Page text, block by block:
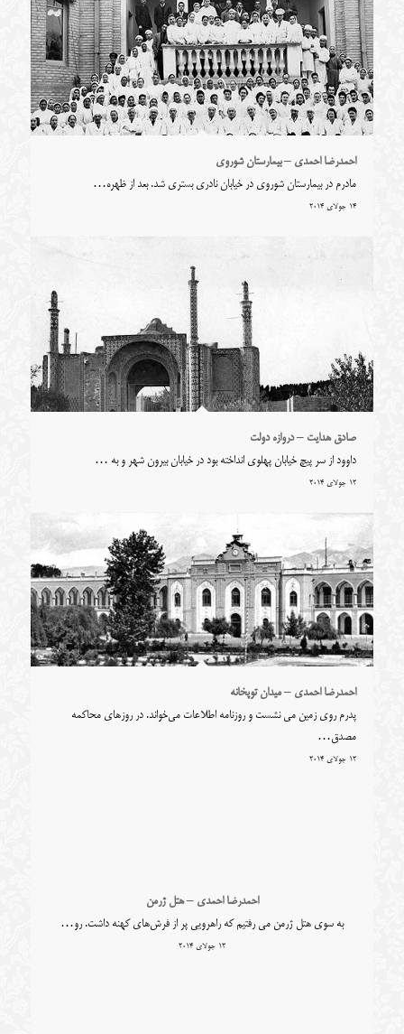
احمدرضا احمدی – بیمارستان شوروی
مادرم در بیمارستان شوروی در خیابان نادری بستری شد. بعد از ظهر‌ه…
14 جولای 2014
صادق هدایت – دروازه دولت
داوود از سر پیچ خیابان پهلوی انداخته بود در خیابان بیرون شهر و به …
12 جولای 2014
احمدرضا احمدی – میدان توپخانه
پدرم روی زمین می نشست و روزنامه اطلاعات می‌خواند. در روزهای محاکمه
مصدق…
12 جولای 2014
احمدرضا احمدی – هتل ژرمن
به سوی هتل ژرمن می رفتیم که راهرویی پر از فرش‌های کهنه داشت. رو…
12 جولای 2014